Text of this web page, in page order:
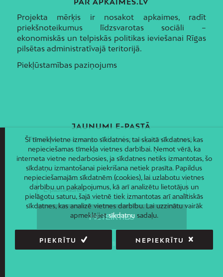
Projekta mērķis ir nosakot apkaimes, radīt
priekšnoteikumus līdzsvarotas sociāli –
ekonomiskās un telpiskās politikas ieviešanai Rīgas
pilsētas administratīvajā teritorijā.
Piekļūstamības paziņojums
JAUNUMI E-PASTĀ
Piesakies un saņem jaunāko informāciju savā e-pastā!
Šī tīmekļvietne izmanto sīkdatnes, tai skaitā sīkdatnes, kas
nepieciešamas tīmekļa vietnes darbībai. Ņemot vērā, ka
interneta vietne nedarbosies, ja sīkdatnes netiks izmantotas, šo
sīkdatņu izmantošanai piekrišana netiek prasīta. Papildus
nepieciešamajām sīkdatnēm (cookies), lai uzlabotu vietnes
darbību un pakalpojumus, kā arī analizētu lietotājus un
pielāgotu saturu, šajā vietnē tiek izmantotas arī analītiskās
sīkdatnes, kas analizē vietnes darbību. Lai uzzinātu vairāk
apmeklējietsīkdatņusadaļu.
PIEKRĪTU NEPIEKRĪTU